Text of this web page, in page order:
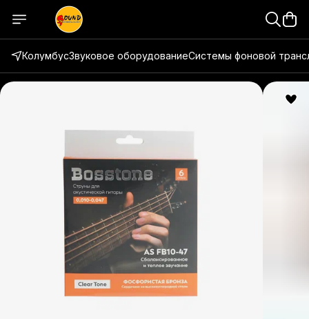
КолумбусЗвуковое оборудованиеСистемы фоновой